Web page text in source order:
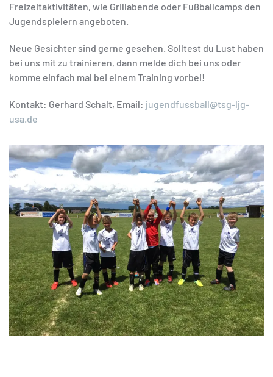
Freizeitaktivitäten, wie Grillabende oder Fußballcamps den
Jugendspielern angeboten.
Neue Gesichter sind gerne gesehen. Solltest du Lust haben
bei uns mit zu trainieren, dann melde dich bei uns oder
komme einfach mal bei einem Training vorbei!
Kontakt: Gerhard Schalt, Email: jugendfussball@tsg-ljg-
usa.de